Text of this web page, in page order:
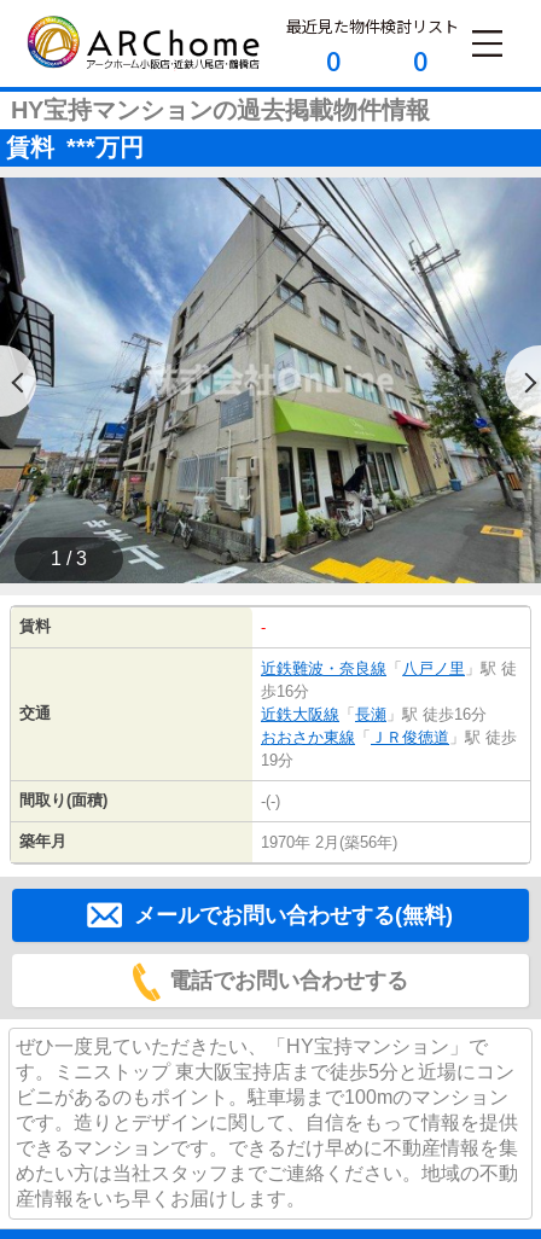
最近見た物件
0
検討リスト
0
HY宝持マンションの過去掲載物件情報
賃料 ***万円
1 / 3
賃料 -
交通
近鉄難波・奈良線 「 八戸ノ里 」駅 徒
歩16分
近鉄大阪線 「 長瀬 」駅 徒歩16分
おおさか東線 「 ＪＲ俊徳道 」駅 徒歩
19分
間取り(面積) -(-)
築年月 1970年 2月(築56年)
メールでお問い合わせする(無料)
電話でお問い合わせする
ぜひ一度見ていただきたい、「HY宝持マンション」で
す。ミニストップ 東大阪宝持店まで徒歩5分と近場にコン
ビニがあるのもポイント。駐車場まで100mのマンション
です。造りとデザインに関して、自信をもって情報を提供
できるマンションです。できるだけ早めに不動産情報を集
めたい方は当社スタッフまでご連絡ください。地域の不動
産情報をいち早くお届けします。